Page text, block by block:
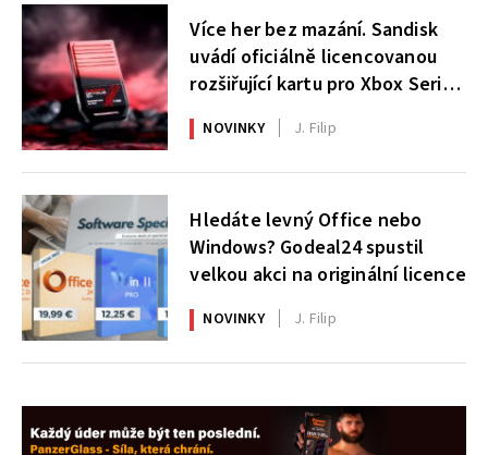
Více her bez mazání. Sandisk
uvádí oficiálně licencovanou
rozšiřující kartu pro Xbox Series
X|S
NOVINKY J. Filip
Hledáte levný Office nebo
Windows? Godeal24 spustil
velkou akci na originální licence
NOVINKY J. Filip